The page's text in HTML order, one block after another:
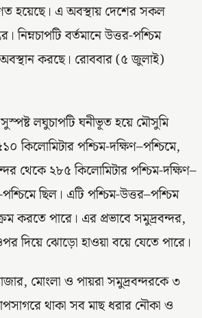
হয়েছে। এ অবস্থায় দেশের সকল
বর্তমানে উত্তর-পশ্চিম
করছে। রোববার (৫ জুলাই)
লঘুচাপটি ঘনীভূত হয়ে মৌসুমি
কিলোমিটার পশ্চিম-দক্ষিণ–পশ্চিমে,
থেকে ২৮৫ কিলোমিটার পশ্চিম-দক্ষিণ–
ছিল। এটি পশ্চিম-উত্তর–পশ্চিম
করতে পারে। এর প্রভাবে সমুদ্রবন্দর,
দিয়ে ঝোড়ো হাওয়া বয়ে যেতে পারে।
মোংলা ও পায়রা সমুদ্রবন্দরকে ৩
থাকা সব মাছ ধরার নৌকা ও